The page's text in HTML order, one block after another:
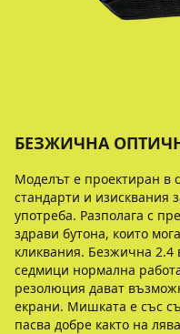
БЕЗЖИЧНА
Моделът е проектиран в
стандарти и изисквания
употреба. Разполага с
здрави бутона, които
кликвания. Безжична 2.4
седмици нормална
резолюция дават
екрани. Мишката е със
пасва добре както на